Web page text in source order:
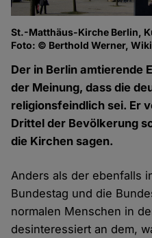
St.-Matthäus-Kirche Berlin,
Foto: © Berthold Werner,
Der in Berlin amtierende
der Meinung, dass die
religionsfeindlich sei. Er
Drittel der Bevölkerung
die Kirchen sagen.
Anders als der ebenfalls
Bundestag und die
normalen Menschen in
desinteressiert an dem,